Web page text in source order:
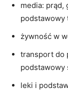
media: prąd,
podstawowy
żywność w
transport do
podstawowy
leki i